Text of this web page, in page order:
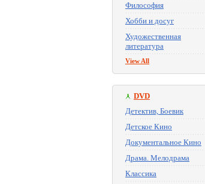
Философия
Хобби и досуг
Художественная
литература
View All
DVD
Детектив, Боевик
Детское Кино
Документальное Кино
Драма. Мелодрама
Классика